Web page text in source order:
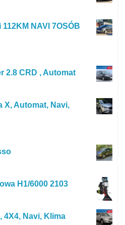
112KM NAVI 7OSÓB
2.8 CRD , Automat
X, Automat, Navi,
H1/6000 2103
4X4, Navi, Klima